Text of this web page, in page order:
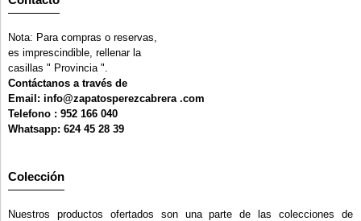
Nota: Para compras o reservas,
es imprescindible, rellenar la
casillas " Provincia ".
Contáctanos a través de
Email: info@zapatosperezcabrera .com
Telefono : 952 166 040
Whatsapp: 624 45 28 39
Colección
Nuestros productos ofertados son una parte de las colecciones de